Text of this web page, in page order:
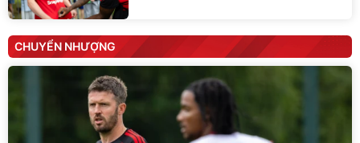
CHUYỂN NHƯỢNG